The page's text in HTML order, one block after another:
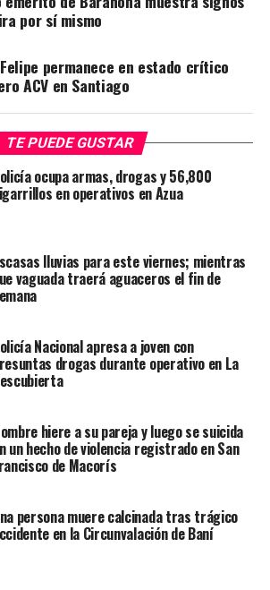
por sí mismo
permanece en estado crítico
ACV en Santiago
TE PUEDE GUSTAR
ocupa armas, drogas y 56,800
en operativos en Azua
lluvias para este viernes; mientras
vaguada traerá aguaceros el fin de
Nacional apresa a joven con
drogas durante operativo en La
hiere a su pareja y luego se suicida
un hecho de violencia registrado en San
de Macorís
persona muere calcinada tras trágico
en la Circunvalación de Baní